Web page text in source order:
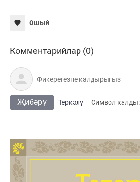
Ошый
Комментарийлар (0)
Җибәрү Теркәлү Cимвол калды: